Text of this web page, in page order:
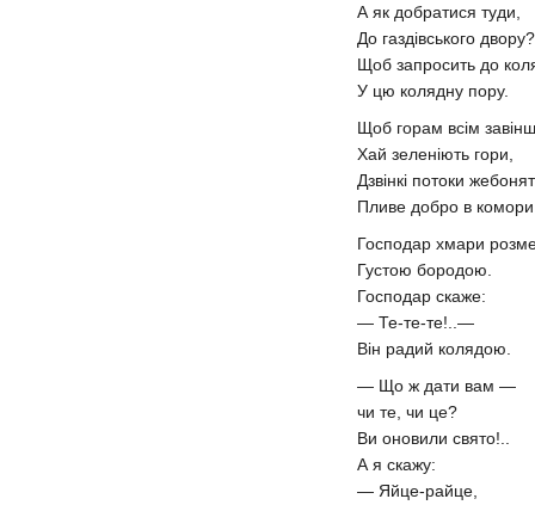
А як добратися туди,
До газдівського двору?
Щоб запросить до
У цю колядну пору.
Щоб горам всім
Хай зеленіють гори,
Дзвінкі потоки
Пливе добро в
Господар хмари
Густою бородою.
Господар скаже:
— Те-те-те!..—
Він радий колядою.
— Що ж дати вам —
чи те, чи це?
Ви оновили свято!..
А я скажу:
— Яйце-райце,